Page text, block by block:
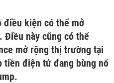
điều kiện có thể mở
Điều này cũng có thể
mở rộng thị trường tại
tiền điện tử đang bùng nổ